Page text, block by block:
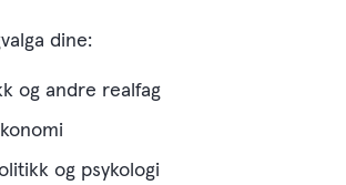
dine:
og andre realfag
og psykologi